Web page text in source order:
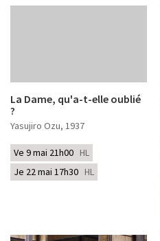
La Dame, qu'a-t-elle oublié
?
Yasujiro Ozu, 1937
Ve 9 mai 21h00 HL
Je 22 mai 17h30 HL